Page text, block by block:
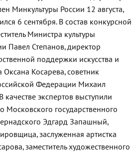
Минкультуры России 12 августа,
6 сентября. В состав конкурсной
Министра культуры
Павел Степанов, директор
поддержки искусства и
Оксана Косарева, советник
Федерации Михаил
экспертов выступили
Московского государственного
Эдгард Запашный,
заслуженная артистка
заместитель художественного